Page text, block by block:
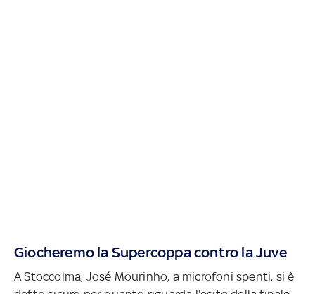
Giocheremo la Supercoppa contro la Juve
A Stoccolma, José Mourinho, a microfoni spenti, si è